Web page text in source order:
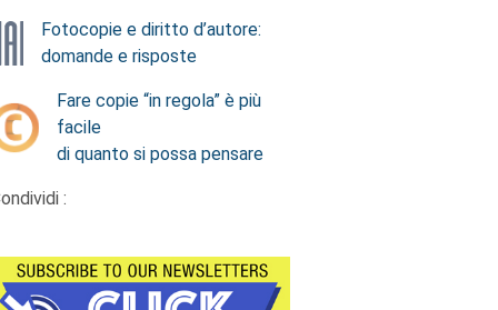
Fotocopie e diritto d’autore:
domande e risposte
Fare copie “in regola” è più
facile
di quanto si possa pensare
: